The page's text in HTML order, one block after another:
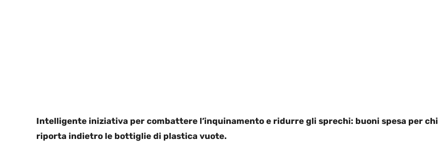
Intelligente iniziativa per combattere l’inquinamento e ridurre gli sprechi: buoni spesa per chi
riporta indietro le bottiglie di plastica vuote.